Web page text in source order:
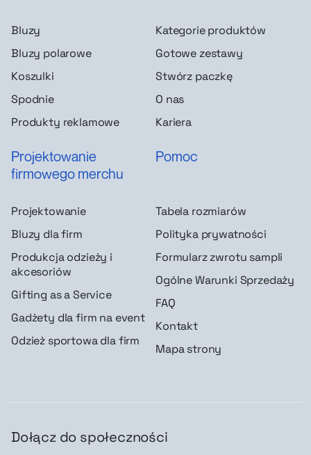
Bluzy
Bluzy polarowe
Koszulki
Spodnie
Produkty reklamowe
Kategorie produktów
Gotowe zestawy
Stwórz paczkę
O nas
Kariera
Projektowanie
firmowego merchu
Projektowanie
Bluzy dla firm
Produkcja odzieży i
akcesoriów
Gifting as a Service
Gadżety dla firm na event
Odzież sportowa dla firm
Pomoc
Tabela rozmiarów
Polityka prywatności
Formularz zwrotu sampli
Ogólne Warunki Sprzedaży
FAQ
Kontakt
Mapa strony
Dołącz do społeczności